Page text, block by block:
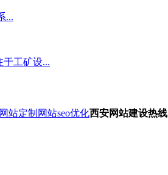
...
工矿设...
站定制 网站seo优化西安网站建设热线